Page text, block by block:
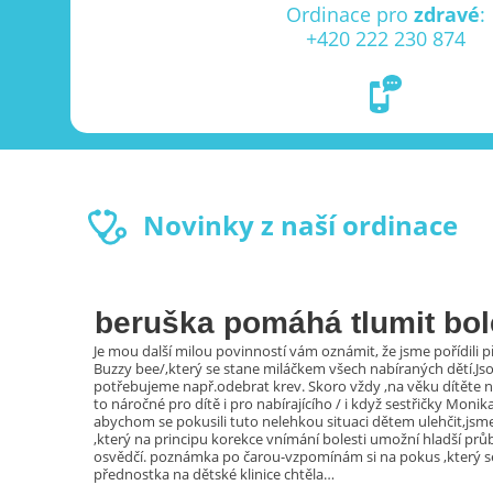
Ordinace pro zdravé:
+420 222 230 874
Novinky z naší ordinace
beruška pomáhá tlumit
Je mou další milou povinností vám oznámit, že jsme pořídili
Buzzy bee/,který se stane miláčkem všech nabíraných
potřebujeme např.odebrat krev. Skoro vždy ,na věku dítěte
to náročné pro dítě i pro nabírajícího / i když sestřičky
abychom se pokusili tuto nelehkou situaci dětem
,který na principu korekce vnímání bolesti umožní hladší
osvědčí. poznámka po čarou-vzpomínám si na pokus ,který
přednostka na dětské klinice chtěla…